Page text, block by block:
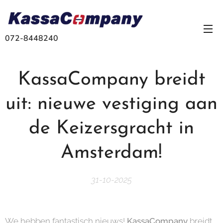
072-8448240
KassaCompany breidt
uit: nieuwe vestiging aan
de Keizersgracht in
Amsterdam!
31-10-2025
We hebben fantastisch nieuws! KassaCompany breidt